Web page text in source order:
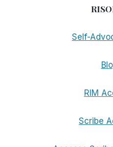
Self-
RIM
Scribe